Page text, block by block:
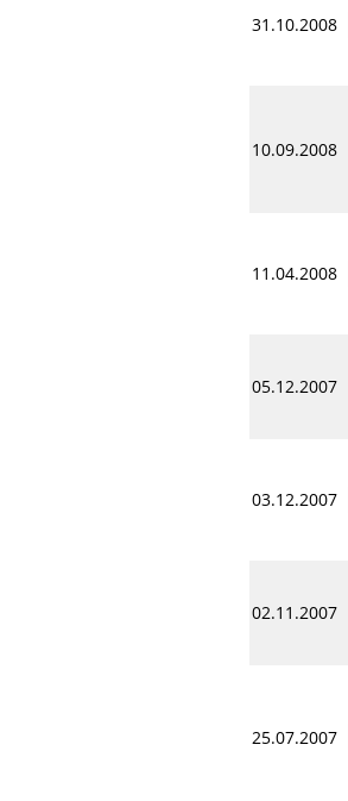
31.10.2008
10.09.2008
11.04.2008
05.12.2007
03.12.2007
02.11.2007
25.07.2007